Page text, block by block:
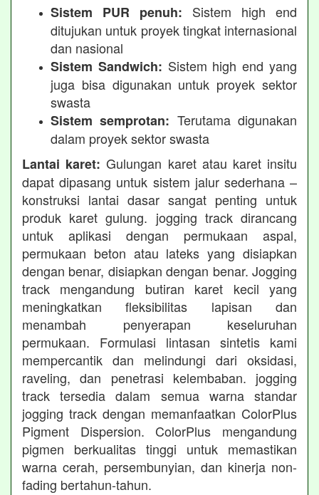
Sistem PUR penuh: Sistem high end
ditujukan untuk proyek tingkat internasional
dan nasional
Sistem Sandwich: Sistem high end yang
juga bisa digunakan untuk proyek sektor
swasta
Sistem semprotan: Terutama digunakan
dalam proyek sektor swasta
Lantai karet: Gulungan karet atau karet insitu
dapat dipasang untuk sistem jalur sederhana –
konstruksi lantai dasar sangat penting untuk
produk karet gulung. jogging track dirancang
untuk aplikasi dengan permukaan aspal,
permukaan beton atau lateks yang disiapkan
dengan benar, disiapkan dengan benar. Jogging
track mengandung butiran karet kecil yang
meningkatkan fleksibilitas lapisan dan
menambah penyerapan keseluruhan
permukaan. Formulasi lintasan sintetis kami
mempercantik dan melindungi dari oksidasi,
raveling, dan penetrasi kelembaban. jogging
track tersedia dalam semua warna standar
jogging track dengan memanfaatkan ColorPlus
Pigment Dispersion. ColorPlus mengandung
pigmen berkualitas tinggi untuk memastikan
warna cerah, persembunyian, dan kinerja non-
fading bertahun-tahun.